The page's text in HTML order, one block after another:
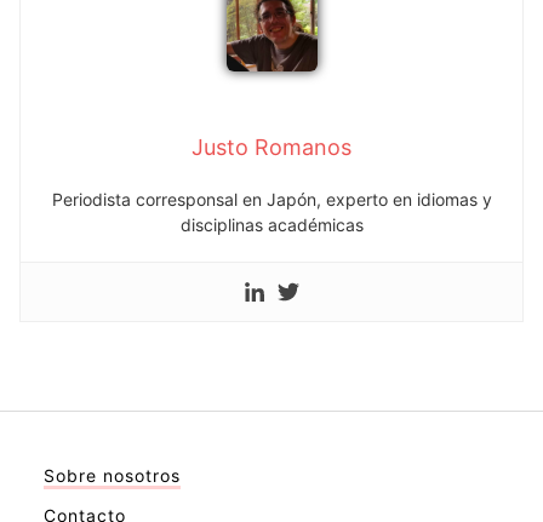
Justo Romanos
Periodista corresponsal en Japón, experto en idiomas y
disciplinas académicas
Sobre nosotros
Contacto